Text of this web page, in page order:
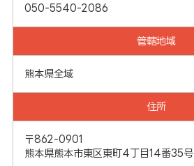
050-5540-2086
管轄地域
熊本県全域
住所
〒862-0901
熊本県熊本市東区東町4丁目14番35号